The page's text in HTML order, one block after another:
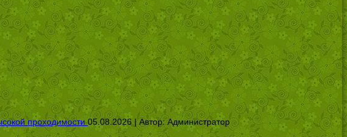
проходимости 05.08.2026 | Автор:Администратор